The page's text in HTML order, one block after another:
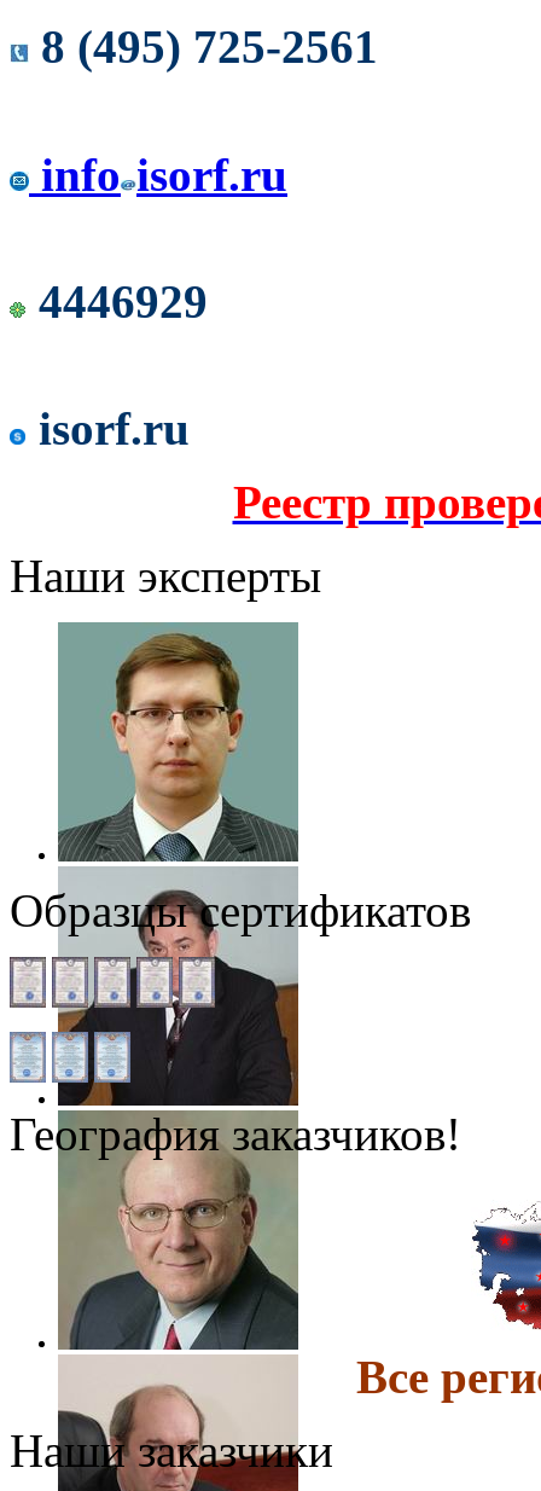
8 (495) 725-2561
info isorf.ru
4446929
isorf.ru
Реестр
Наши эксперты
Образцы сертификатов
География заказчиков!
Все
Наши заказчики